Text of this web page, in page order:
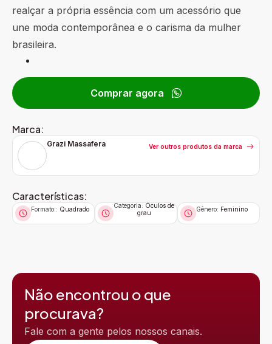
realçar a própria essência com um acessório que
une moda contemporânea e o carisma da mulher
brasileira.
Comprar agora
Marca:
Grazi Massafera Ver outros produtos da marca
Características:
Formato:: Quadrado Categoria:Óculos de
grau
Gênero: Feminino
Não encontrou o que
procurava?
Fale com a gente pelos nossos canais.